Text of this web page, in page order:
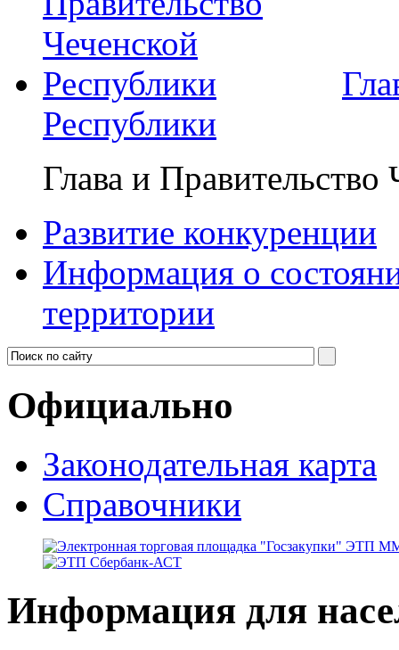
Республики
Глава и
Развитие конкуренции
Информация о
территории
Официально
Законодательная карта
Справочники
Информация для